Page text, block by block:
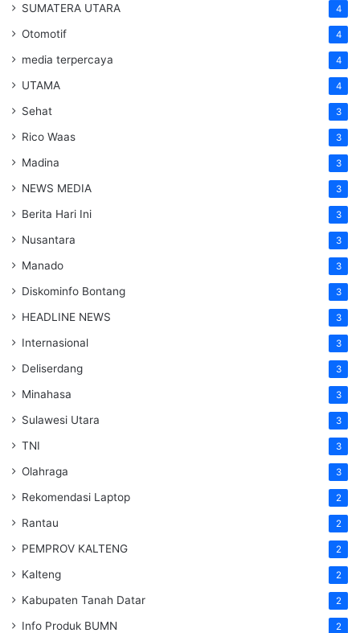
SUMATERA UTARA 4
Otomotif 4
media terpercaya 4
UTAMA 4
Sehat 3
Rico Waas 3
Madina 3
NEWS MEDIA 3
Berita Hari Ini 3
Nusantara 3
Manado 3
Diskominfo Bontang 3
HEADLINE NEWS 3
Internasional 3
Deliserdang 3
Minahasa 3
Sulawesi Utara 3
TNI 3
Olahraga 3
Rekomendasi Laptop 2
Rantau 2
PEMPROV KALTENG 2
Kalteng 2
Kabupaten Tanah Datar 2
Info Produk BUMN 2